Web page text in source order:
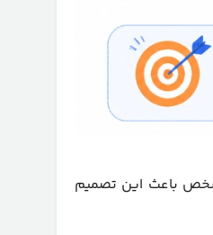
باعث این تصمیم